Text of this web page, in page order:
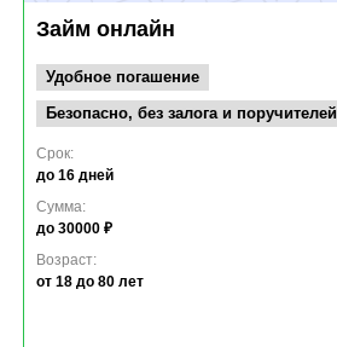
Займ онлайн
Удобное погашение
Безопасно, без залога и поручителей
Срок:
до 16 дней
Сумма:
до 30000 ₽
Возраст:
от 18 до 80 лет